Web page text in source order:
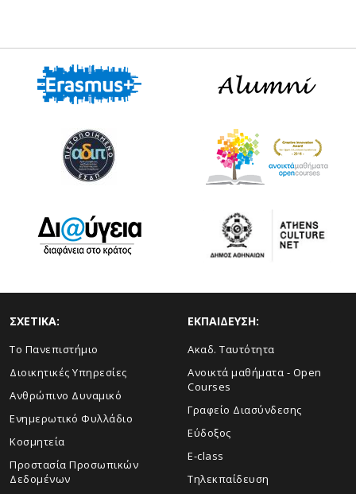
ΣΧΕΤΙΚΑ:
Το Πανεπιστήμιο
Διοικητικές Υπηρεσίες
Ανθρώπινο Δυναμικό
Ενημερωτικό Φυλλάδιο
Κοσμητεία
Προστασία Προσωπικών
Δεδομένων
ΕΚΠΑΙΔΕΥΣΗ:
Ακαδ. Ταυτότητα
Ανοικτά μαθήματα - Open
Courses
Γραφείο Διασύνδεσης
Εύδοξος
E-class
Τηλεκπαίδευση